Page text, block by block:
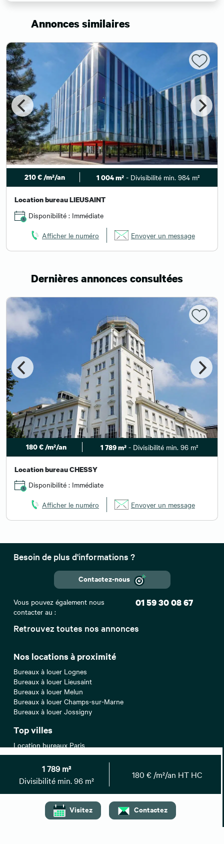
1 789 m²
Divisibilité min. 96 m²
180 € /m²/an HT HC
Visitez Contactez
Annonces similaires
210 € /m²/an 1 004 m²- Divisibilité min. 984 m²
Location bureau LIEUSAINT
Disponibilité : Immédiate
Afficher le numéro Envoyer un message
Dernières annonces consultées
180 € /m²/an 1 789 m² - Divisibilité min. 96 m²
Location bureau CHESSY
Disponibilité : Immédiate
Afficher le numéro Envoyer un message
Retrouvez toutes nos annonces
Nos locations à proximité
Bureaux à louer Lognes
Bureaux à louer Lieusaint
Bureaux à louer Melun
Bureaux à louer Champs-sur-Marne
Bureaux à louer Jossigny
Top villes
Location bureaux Paris
Location bureaux Lyon
Location bureaux Nantes
Location bureaux Lille
Location bureaux Toulouse
Recherches associées
Bureaux à vendre Seine-et-Marne
Besoin de plus d'informations ?
Contactez-nous
Vous pouvez également nous
contacter au :
01 59 30 08 67